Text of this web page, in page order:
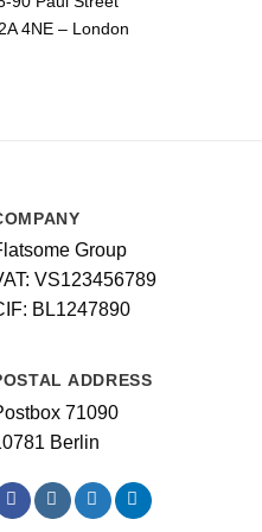
4NE – London
Group
VS123456789
BL1247890
ADDRESS
71090
Berlin